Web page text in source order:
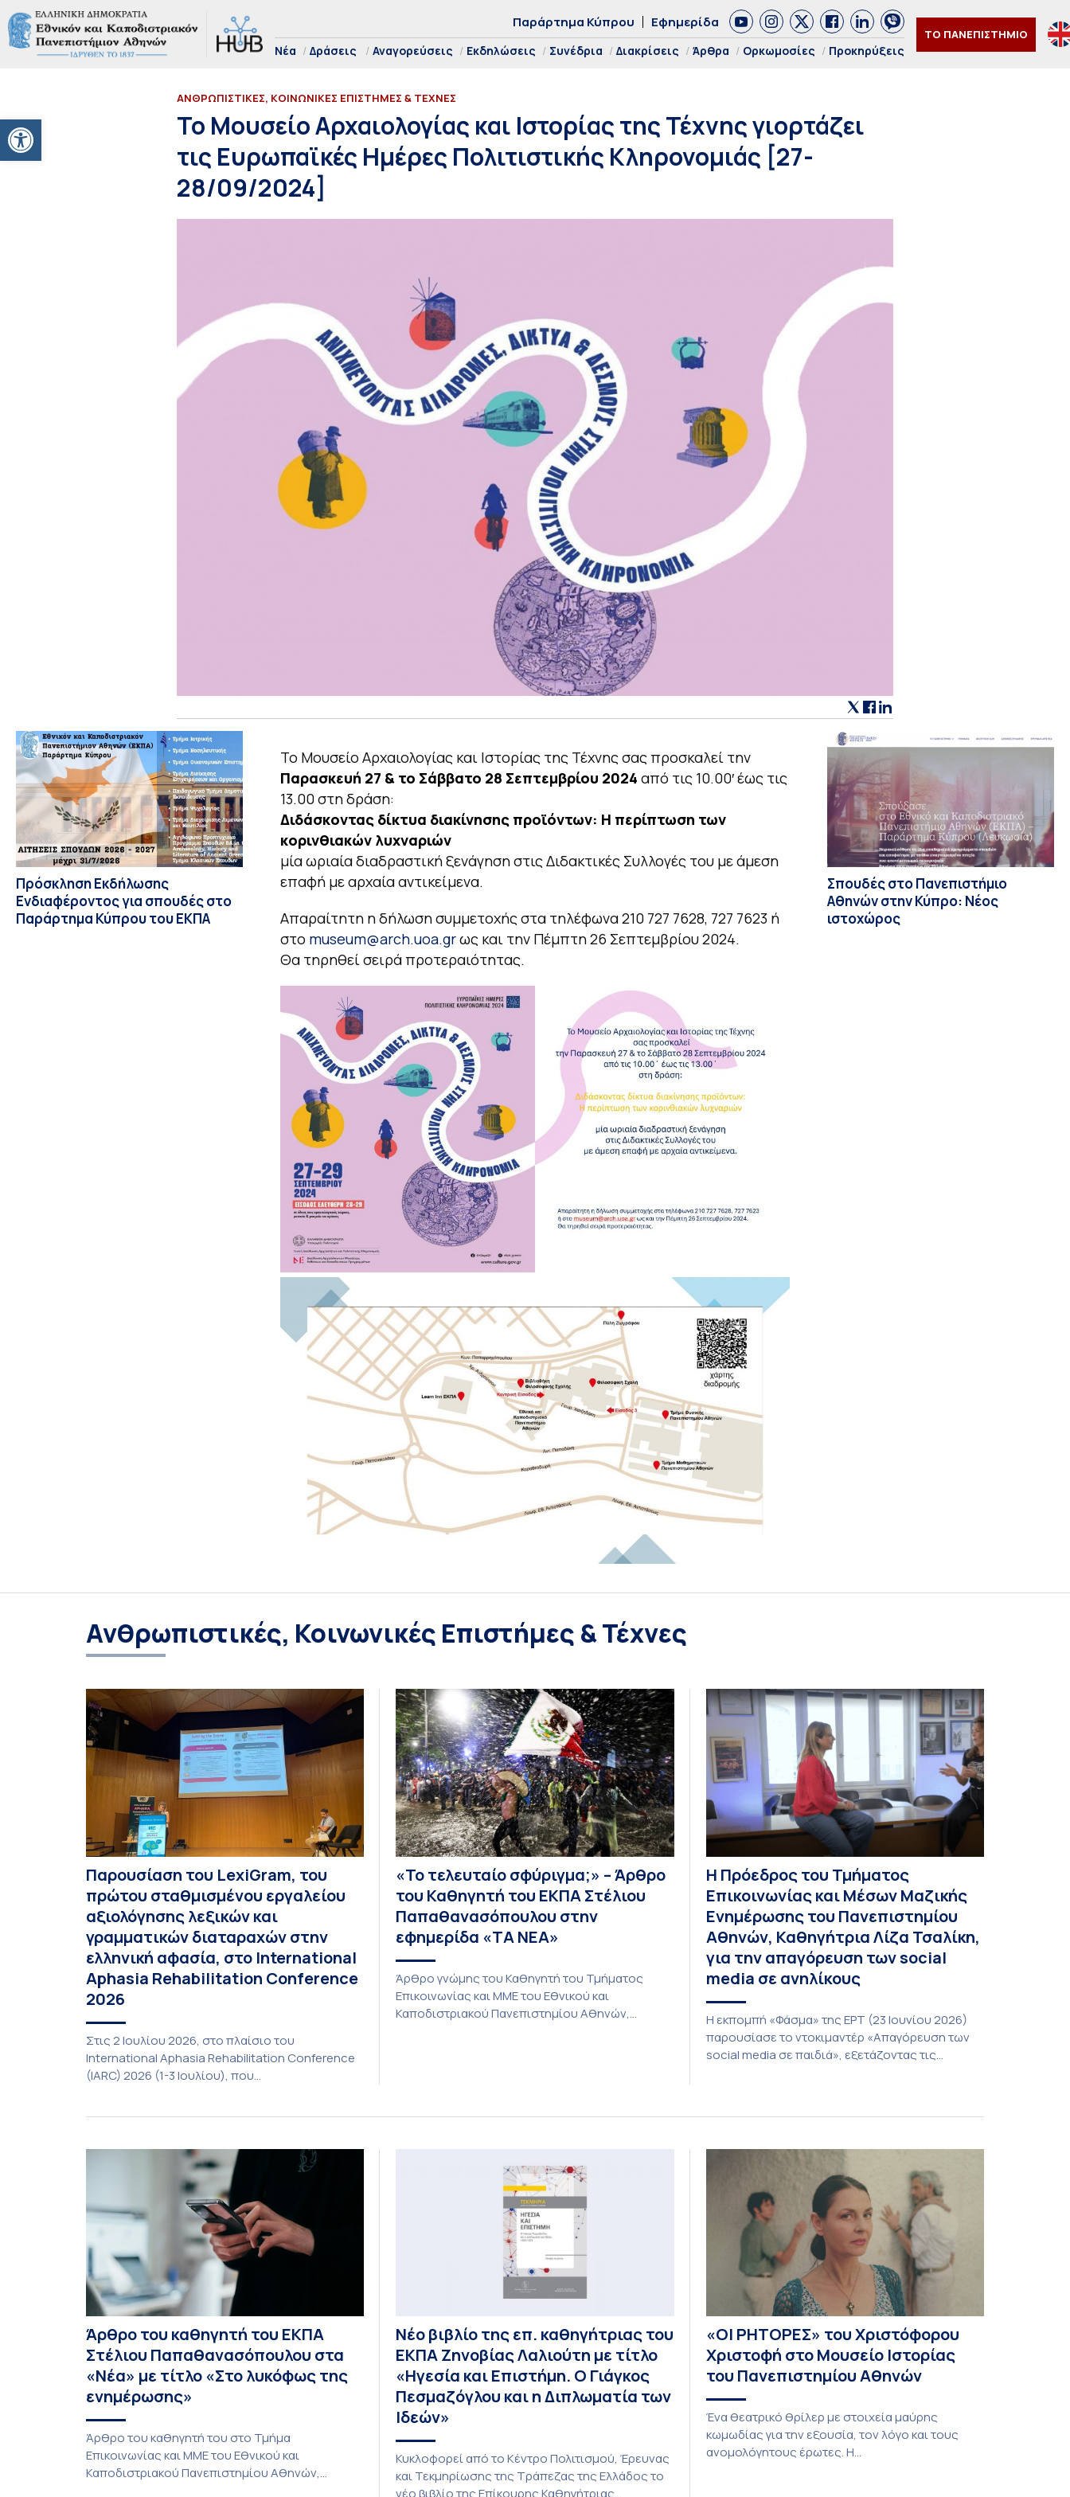
Ανοίξτε τη γραμμή εργαλείων
Παράρτημα Κύπρου Εφημερίδα
Νέα Δράσεις Αναγορεύσεις Εκδηλώσεις Συνέδρια Διακρίσεις Άρθρα Ορκωμοσίες Προκηρύξεις
ΤΟ ΠΑΝΕΠΙΣΤΗΜΙΟ
ΑΝΘΡΩΠΙΣΤΙΚΕΣ, ΚΟΙΝΩΝΙΚΕΣ ΕΠΙΣΤΗΜΕΣ & ΤΕΧΝΕΣ
Το Μουσείο Αρχαιολογίας και Ιστορίας της Τέχνης γιορτάζει
τις Ευρωπαϊκές Ημέρες Πολιτιστικής Κληρονομιάς [27-
28/09/2024]
Πρόσκληση Εκδήλωσης
Ενδιαφέροντος για σπουδές στο
Παράρτημα Κύπρου του ΕΚΠΑ
Το Μουσείο Αρχαιολογίας και Ιστορίας της Τέχνης σας προσκαλεί την
Παρασκευή 27 & το Σάββατο 28 Σεπτεμβρίου 2024 από τις 10.00′ έως τις
13.00 στη δράση:
Διδάσκοντας δίκτυα διακίνησης προϊόντων: Η περίπτωση των
κορινθιακών λυχναριών
μία ωριαία διαδραστική ξενάγηση στις Διδακτικές Συλλογές του με άμεση
επαφή με αρχαία αντικείμενα.
Απαραίτητη η δήλωση συμμετοχής στα τηλέφωνα 210 727 7628, 727 7623 ή
στο museum@arch.uoa.grως και την Πέμπτη 26 Σεπτεμβρίου 2024.
Θα τηρηθεί σειρά προτεραιότητας.
Σπουδές στο Πανεπιστήμιο
Αθηνών στην Κύπρο: Νέος
ιστοχώρος
Ανθρωπιστικές, Κοινωνικές Επιστήμες & Τέχνες
Παρουσίαση του LexiGram, του
πρώτου σταθμισμένου εργαλείου
αξιολόγησης λεξικών και
γραμματικών διαταραχών στην
ελληνική αφασία, στο International
Aphasia Rehabilitation Conference
2026
Στις 2 Ιουλίου 2026, στο πλαίσιο του
International Aphasia Rehabilitation Conference
(IARC) 2026 (1-3 Ιουλίου), που
Σπυριδούλα Βαρλοκώστα, παρουσίασε το
LexiGram, ένα καινοτόμο, σταθμισμένο εργαλείο
αξιολόγησης των λεξικών και γραμματικών
διαταραχών σε ελληνόφωνους ασθενείς με
αφασία. Η αφασία είναι επίκτητη γλωσσική […]
«Το τελευταίο σφύριγμα;» – Άρθρο
του Καθηγητή του ΕΚΠΑ Στέλιου
Παπαθανασόπουλου στην
εφημερίδα «ΤΑ ΝΕΑ»
Άρθρο γνώμης του Καθηγητή του Τμήματος
Επικοινωνίας και ΜΜΕ του Εθνικού και
Καποδιστριακού Πανεπιστημίου Αθηνών,
τηλεοπτικό γεγονός σε απευθείας σύνδεση»
Η Πρόεδρος του Τμήματος
Επικοινωνίας και Μέσων Μαζικής
Ενημέρωσης του Πανεπιστημίου
Αθηνών, Καθηγήτρια Λίζα Τσαλίκη,
για την απαγόρευση των social
media σε ανηλίκους
Η εκπομπή «Φάσμα» της ΕΡΤ (23 Ιουνίου 2026)
παρουσίασε το ντοκιμαντέρ «Απαγόρευση των
social media σε παιδιά», εξετάζοντας τις
περιορισμοί ή οι απαγορεύσεις χρήσης των
μέσων κοινωνικής […]
Άρθρο του καθηγητή του ΕΚΠΑ
Στέλιου Παπαθανασόπουλου στα
«Νέα» με τίτλο «Στο λυκόφως της
ενημέρωσης»
Άρθρο του καθηγητή του στο Τμήμα
Επικοινωνίας και ΜΜΕ του Εθνικού και
Καποδιστριακού Πανεπιστημίου Αθηνών,
Νέο βιβλίο της επ. καθηγήτριας του
ΕΚΠΑ Ζηνοβίας Λαλιούτη με τίτλο
«Ηγεσία και Επιστήμη. Ο Γιάγκος
Πεσμαζόγλου και η Διπλωματία των
Ιδεών»
Κυκλοφορεί από το Κέντρο Πολιτισμού, Έρευνας
και Τεκμηρίωσης της Τράπεζας της Ελλάδος το
νέο βιβλίο της Επίκουρης Καθηγήτριας
«ΟΙ ΡΗΤΟΡΕΣ» του Χριστόφορου
Χριστοφή στο Μουσείο Ιστορίας
του Πανεπιστημίου Αθηνών
Ένα θεατρικό θρίλερ με στοιχεία μαύρης
κωμωδίας για την εξουσία, τον λόγο και τους
ανομολόγητους έρωτες. Η